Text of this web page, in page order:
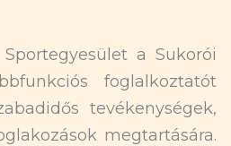
a Sukorói
foglalkoztatót
tevékenységek,
megtartására.